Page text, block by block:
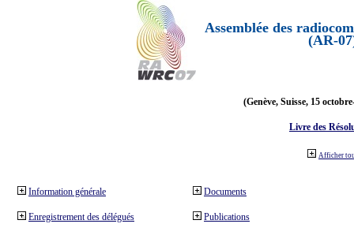
Assemblée des
(AR-
(Genève, Suisse, 15
Livre des
Afficher
Information générale
Enregistrement des délégués
Documents
Publications